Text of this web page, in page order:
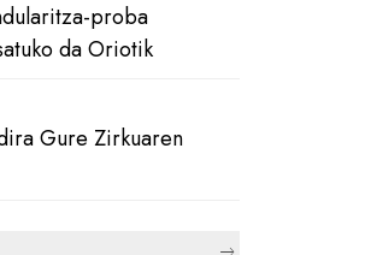
proba
da Oriotik
Gure Zirkuaren